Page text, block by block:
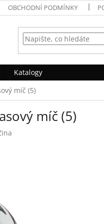
OBCHODNÍ PODMÍNKY
Katalogy
míč (5)
míč (5)